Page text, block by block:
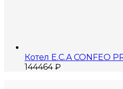
Котел E.C.A CONFEO
144464₽